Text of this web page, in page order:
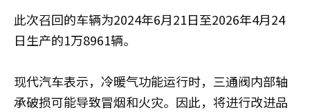
此次召回的车辆为2024年6月21日至2026年4月24
日生产的1万8961辆。
现代汽车表示，冷暖气功能运行时，三通阀内部轴
承破损可能导致冒烟和火灾。因此，将进行改进品